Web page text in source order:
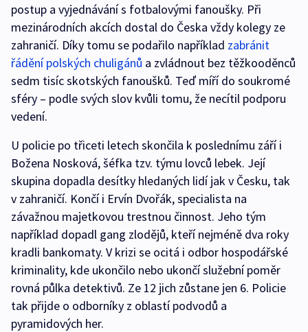
postup a vyjednávání s fotbalovými fanoušky. Při
mezinárodních akcích dostal do Česka vždy kolegy ze
zahraničí. Díky tomu se podařilo například zabránit
řádění polských chuligánů a zvládnout bez těžkooděnců
sedm tisíc skotských fanoušků. Teď míří do soukromé
sféry – podle svých slov kvůli tomu, že necítil podporu
vedení.
U policie po třiceti letech skončila k poslednímu září i
Božena Nosková, šéfka tzv. týmu lovců lebek. Její
skupina dopadla desítky hledaných lidí jak v Česku, tak
v zahraničí. Končí i Ervín Dvořák, specialista na
závažnou majetkovou trestnou činnost. Jeho tým
například dopadl gang zlodějů, kteří nejméně dva roky
kradli bankomaty. V krizi se ocitá i odbor hospodářské
kriminality, kde ukončilo nebo ukončí služební poměr
rovná půlka detektivů. Ze 12 jich zůstane jen 6. Policie
tak přijde o odborníky z oblastí podvodů a
pyramidových her.